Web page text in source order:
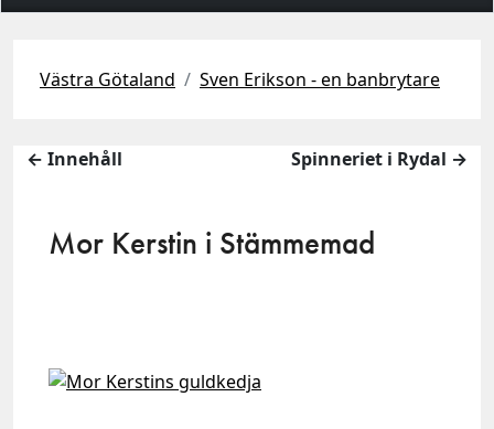
Västra Götaland Sven Erikson - en banbrytare
← Innehåll Spinneriet i Rydal →
Mor Kerstin i Stämmemad